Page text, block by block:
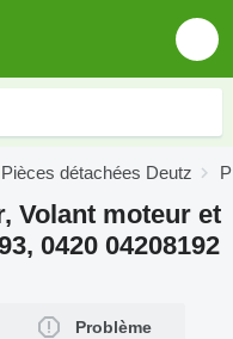
Pièces détachées Deutz
Volant moteur et
0420 04208192
Problème